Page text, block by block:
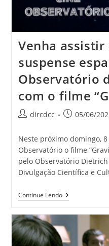
Venha
suspense
Observatório
com o filme
dircdcc 05/06/
Neste próximo domingo,
Observatório o filme
pelo Observatório
Divulgação Científica e
Continue Lendo